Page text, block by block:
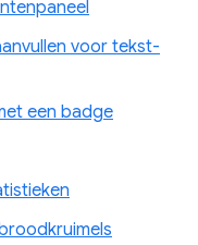
voor tekst-
een badge